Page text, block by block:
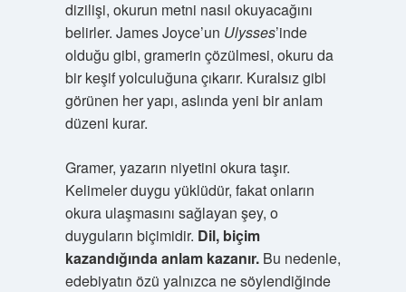
dizilişi, okurun metni nasıl okuyacağını
belirler. James Joyce’un Ulysses’inde
olduğu gibi, gramerin çözülmesi, okuru da
bir keşif yolculuğuna çıkarır. Kuralsız gibi
görünen her yapı, aslında yeni bir anlam
düzeni kurar.
Gramer, yazarın niyetini okura taşır.
Kelimeler duygu yüklüdür, fakat onların
okura ulaşmasını sağlayan şey, o
duyguların biçimidir. Dil, biçim
kazandığında anlam kazanır.Bu nedenle,
edebiyatın özü yalnızca ne söylendiğinde